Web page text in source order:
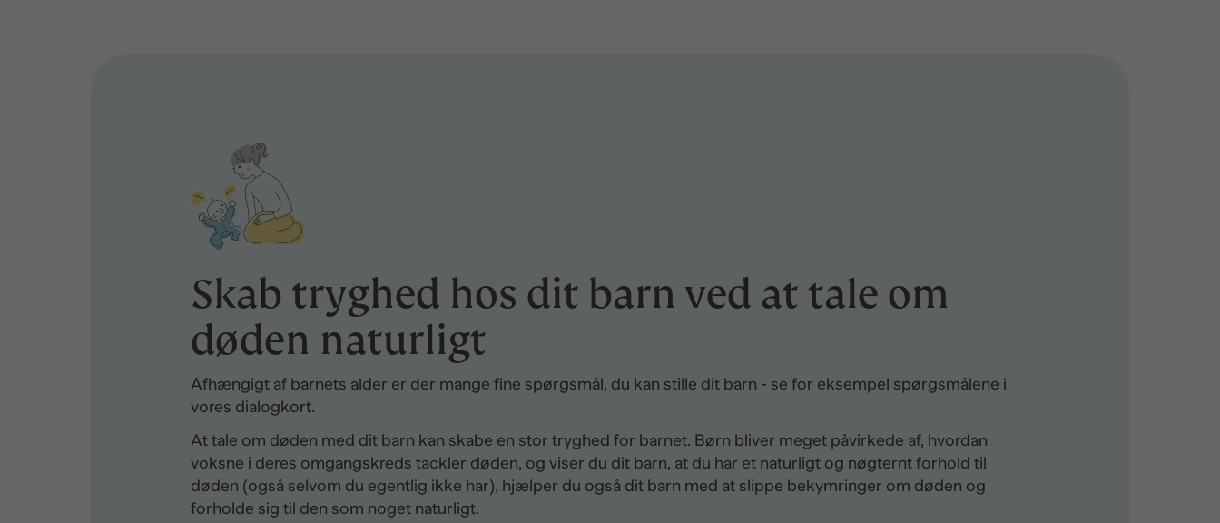
Skab tryghed hos dit barn ved at tale om
døden naturligt
Afhængigt af barnets alder er der mange fine spørgsmål, du kan stille dit barn - se for eksempel spørgsmålene i
vores dialogkort.
At tale om døden med dit barn kan skabe en stor tryghed for barnet. Børn bliver meget påvirkede af, hvordan
voksne i deres omgangskreds tackler døden, og viser du dit barn, at du har et naturligt og nøgternt forhold til
døden (også selvom du egentlig ikke har), hjælper du også dit barn med at slippe bekymringer om døden og
forholde sig til den som noget naturligt.